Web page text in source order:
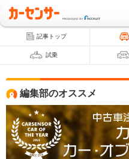
記事トップ
試乗
編集部のオススメ